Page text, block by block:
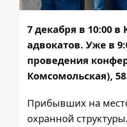
7 декабря в 10:00
адвокатов. Уже в
проведения
Комсомольская),
Прибывших на
охранной